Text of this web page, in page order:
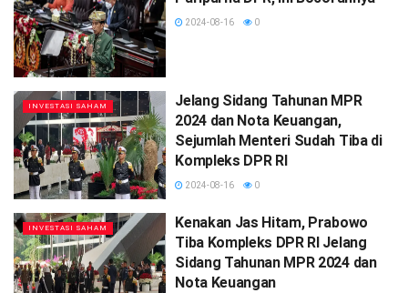
2024-08-16 0
INVESTASI SAHAM
Jelang Sidang Tahunan MPR
2024 dan Nota Keuangan,
Sejumlah Menteri Sudah Tiba di
Kompleks DPR RI
2024-08-16 0
INVESTASI SAHAM
Kenakan Jas Hitam, Prabowo
Tiba Kompleks DPR RI Jelang
Sidang Tahunan MPR 2024 dan
Nota Keuangan